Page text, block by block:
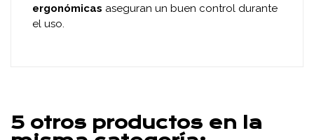
ergonómicas aseguran un buen control durante
el uso.
5 otros productos en la